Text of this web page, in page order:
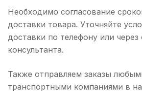
Необходимо согласование
доставки товара. Уточняйте
доставки по телефону или через
консультанта.
Также отправляем заказы
транспортными компаниями в